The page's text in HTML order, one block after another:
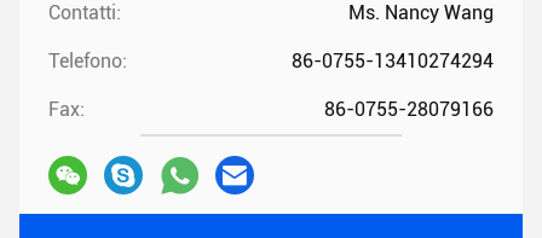
Contatti: Ms. Nancy Wang
Telefono: 86-0755-13410274294
Fax: 86-0755-28079166